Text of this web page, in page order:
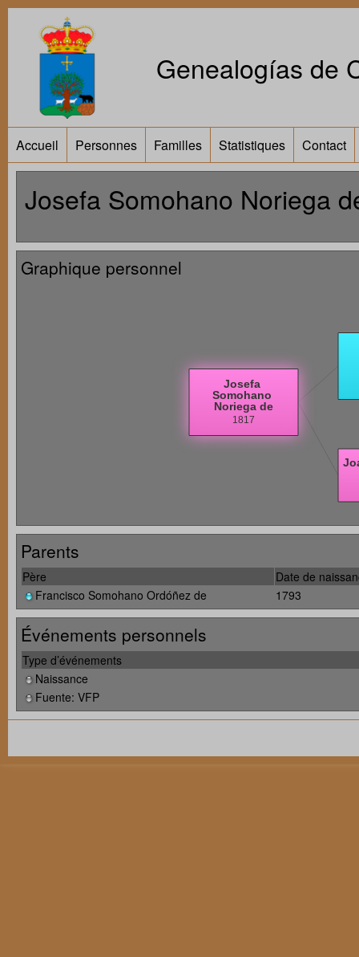
Genealogías de
Accueil Personnes Familles Statistiques Contact
Josefa Somohano Noriega
Graphique personnel
Parents
Père
Date de
Francisco Somohano Ordóñez de
1793
Événements personnels
Type d’événements
Naissance
Fuente: VFP